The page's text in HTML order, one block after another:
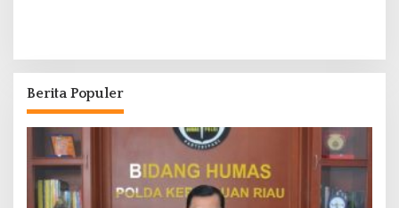
Berita Populer